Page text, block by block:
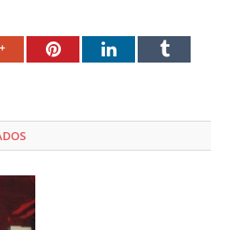
Google+PinterestLinkedInTumblr